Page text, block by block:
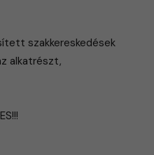
szakkereskedések
alkatrészt,